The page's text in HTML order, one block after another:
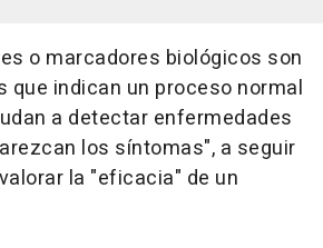
o marcadores biológicos son
que indican un proceso normal
a detectar enfermedades
los síntomas", a seguir
la "eficacia" de un